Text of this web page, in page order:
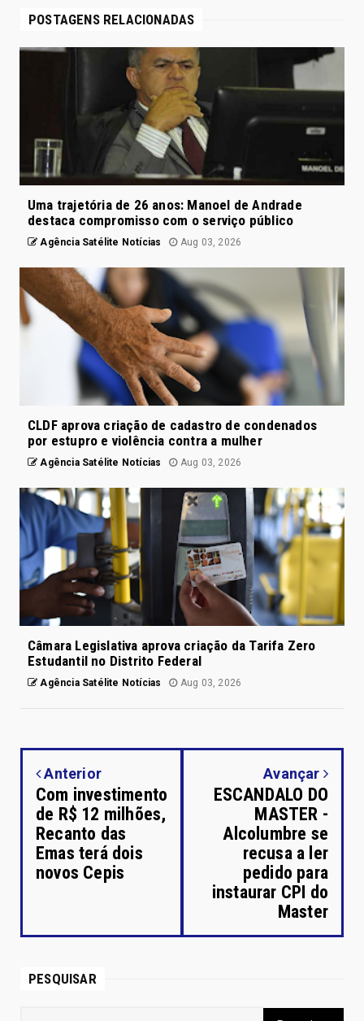
POSTAGENS RELACIONADAS
Uma trajetória de 26 anos: Manoel de Andrade
destaca compromisso com o serviço público
Agência Satélite Notícias Aug 03, 2026
CLDF aprova criação de cadastro de condenados
por estupro e violência contra a mulher
Agência Satélite Notícias Aug 03, 2026
Câmara Legislativa aprova criação da Tarifa Zero
Estudantil no Distrito Federal
Agência Satélite Notícias Aug 03, 2026
Anterior
Com investimento
de R$ 12 milhões,
Recanto das
Emas terá dois
novos Cepis
Avançar
ESCANDALO DO
MASTER -
Alcolumbre se
recusa a ler
pedido para
instaurar CPI do
Master
PESQUISAR